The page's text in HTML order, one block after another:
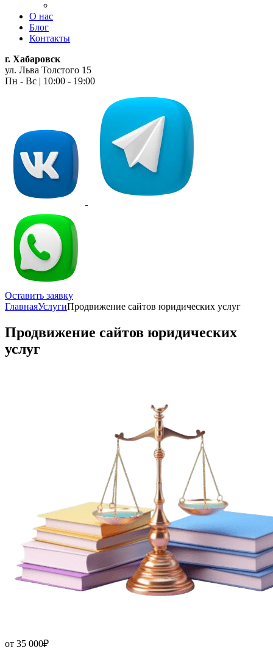
О нас
Блог
Контакты
г. Хабаровск
ул. Льва Толстого 15
Пн - Вс | 10:00 - 19:00
Оставить заявку
ГлавнаяУслугиПродвижение сайтов юридических услуг
Продвижение сайтов юридических
услуг
от 35 000₽